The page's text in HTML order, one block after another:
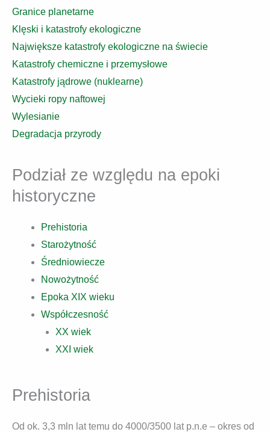
Granice planetarne
Klęski i katastrofy ekologiczne
Największe katastrofy ekologiczne na świecie
Katastrofy chemiczne i przemysłowe
Katastrofy jądrowe (nuklearne)
Wycieki ropy naftowej
Wylesianie
Degradacja przyrody
Podział ze względu na epoki
historyczne
Prehistoria
Starożytność
Średniowiecze
Nowożytność
Epoka XIX wieku
Współczesność
XX wiek
XXI wiek
Prehistoria
Od ok. 3,3 mln lat temu do 4000/3500 lat p.n.e – okres od